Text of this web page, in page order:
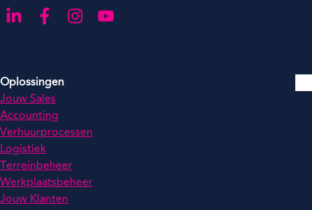
Ga naar onze LinkedIn-pagina
Ga naar onze Facebook-pagina
Ga naar onze Instagram-pagina
Ga naar onze YouTube-pagina
Oplossingen
Jouw Sales
Accounting
Verhuurprocessen
Logistiek
Terreinbeheer
Werkplaatsbeheer
Jouw Klanten